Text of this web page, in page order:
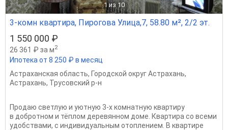
1 из 10
3-комн квартира, Пирогова Улица,7, 58.80 м², 2/2 эт.
1 550 000 ₽
26 361 ₽ за м2
Ипотека от 8 250 ₽ в месяц
Астраханская область, Городской округ Астрахань,
Астрахань, Трусовский р-н
Продаю светлую и уютную 3-х комнатную квартиру
в добротном и тёплом деревянном доме. Квартира со всеми
удобствами, с индивидуальным отоплением. В квартире